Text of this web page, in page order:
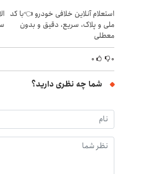
استعلام آنلاین خلافی خودرو 👈با کد
ملی و پلاک، سریع، دقیق و بدون
معطلی
۰ ۰
شما چه نظری دارید؟